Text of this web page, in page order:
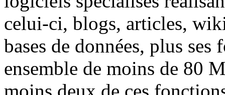
celui-ci, blogs, articles,
bases de données, plus
ensemble de moins de 80
moins deux de ces